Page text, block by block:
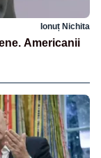
Ionuț Nichita
Americanii